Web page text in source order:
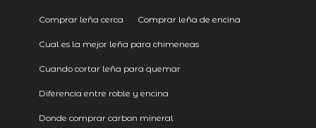
Comprar leña cerca Comprar leña de encina
Cual es la mejor leña para chimeneas
Cuando cortar leña para quemar
Diferencia entre roble y encina
Donde comprar carbon mineral